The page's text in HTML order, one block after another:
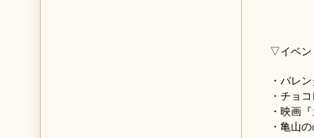
▽イベン
・バレ
・チョ
・映画
・亀山